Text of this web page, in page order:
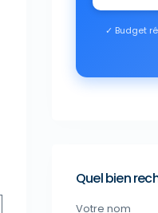
✓ Budget
Quel bien
Votre nom